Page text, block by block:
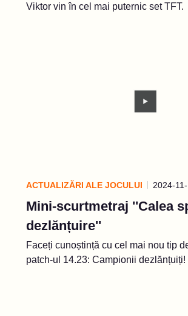
Viktor vin în cel mai puternic set TFT.
ACTUALIZĂRI ALE JOCULUI 2024-
Mini-scurtmetraj ''Calea
dezlănțuire''
Faceți cunoștință cu cel mai nou tip
patch-ul 14.23: Campionii dezlănțuiți!